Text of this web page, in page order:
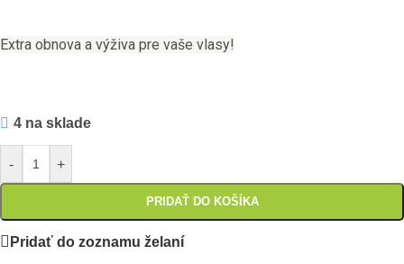
Extra obnova a výživa pre vaše vlasy!
4 na sklade
- +
PRIDAŤ DO KOŠÍKA
Pridať do zoznamu želaní